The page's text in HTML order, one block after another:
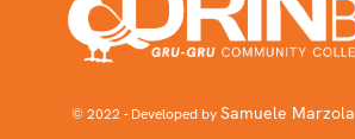
© 2022 - Developed bySamuele Marzola